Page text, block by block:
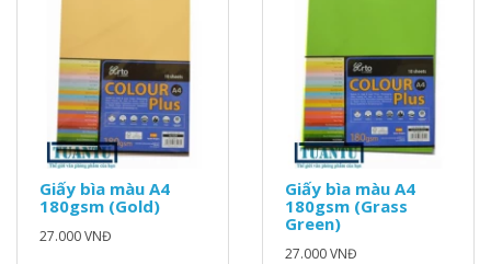
Giấy bìa màu A4
180gsm (Gold)
27.000 VNĐ
Giấy bìa màu A4
180gsm (Grass
Green)
27.000 VNĐ